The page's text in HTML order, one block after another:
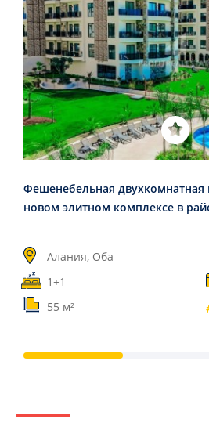
Фешенебельная двухкомнатная
новом элитном комплексе в
Алания, Оба
1+1
55 м²